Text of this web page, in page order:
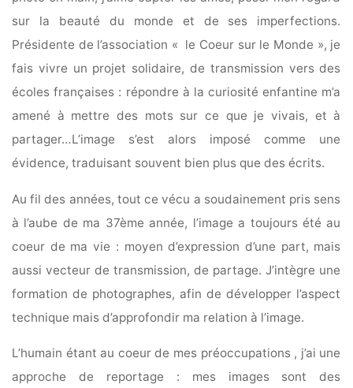
sur la beauté du monde et de ses imperfections.
Présidente de l’association « le Coeur sur le Monde », je
fais vivre un projet solidaire, de transmission vers des
écoles françaises : répondre à la curiosité enfantine m’a
amené à mettre des mots sur ce que je vivais, et à
partager…L’image s’est alors imposé comme une
évidence, traduisant souvent bien plus que des écrits.
Au fil des années, tout ce vécu a soudainement pris sens
à l’aube de ma 37ème année, l’image a toujours été au
coeur de ma vie : moyen d’expression d’une part, mais
aussi vecteur de transmission, de partage. J’intègre une
formation de photographes, afin de développer l’aspect
technique mais d’approfondir ma relation à l’image.
L’humain étant au coeur de mes préoccupations , j’ai une
approche de reportage : mes images sont des